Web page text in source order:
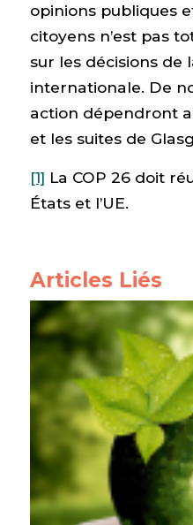
opinions publiques
citoyens n’est pas
sur les décisions de
internationale. De
action dépendront
et les suites de
[1] La COP 26 doit
États et l’UE.
Articles Liés